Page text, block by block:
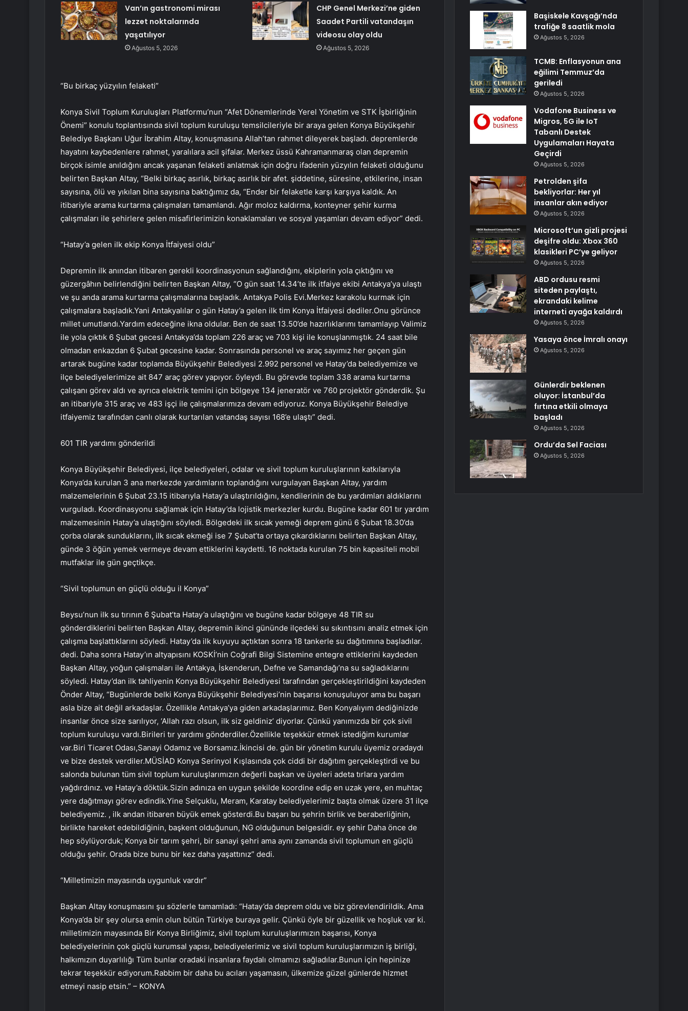
Van’ın gastronomi mirası
lezzet noktalarında
yaşatılıyor
Ağustos 5, 2026
CHP Genel Merkezi’ne giden
Saadet Partili vatandaşın
videosu olay oldu
Ağustos 5, 2026
“Bu birkaç yüzyılın felaketi”
Konya Sivil Toplum Kuruluşları Platformu’nun “Afet Dönemlerinde Yerel Yönetim ve STK İşbirliğinin
Önemi” konulu toplantısında sivil toplum kuruluşu temsilcileriyle bir araya gelen Konya Büyükşehir
Belediye Başkanı Uğur İbrahim Altay, konuşmasına Allah’tan rahmet dileyerek başladı. depremlerde
hayatını kaybedenlere rahmet, yaralılara acil şifalar. Merkez üssü Kahramanmaraş olan depremin
birçok isimle anıldığını ancak yaşanan felaketi anlatmak için doğru ifadenin yüzyılın felaketi olduğunu
belirten Başkan Altay, “Belki birkaç asırlık, birkaç asırlık bir afet. şiddetine, süresine, etkilerine, insan
sayısına, ölü ve yıkılan bina sayısına baktığımız da, “Ender bir felaketle karşı karşıya kaldık. An
itibariyle arama kurtarma çalışmaları tamamlandı. Ağır moloz kaldırma, konteyner şehir kurma
çalışmaları ile şehirlere gelen misafirlerimizin konaklamaları ve sosyal yaşamları devam ediyor” dedi.
“Hatay’a gelen ilk ekip Konya İtfaiyesi oldu”
Depremin ilk anından itibaren gerekli koordinasyonun sağlandığını, ekiplerin yola çıktığını ve
güzergâhın belirlendiğini belirten Başkan Altay, “O gün saat 14.34’te ilk itfaiye ekibi Antakya’ya ulaştı
ve şu anda arama kurtarma çalışmalarına başladık. Antakya Polis Evi.Merkez karakolu kurmak için
çalışmalara başladık.Yani Antakyalılar o gün Hatay’a gelen ilk tim Konya İtfaiyesi dediler.Onu görünce
millet umutlandı.Yardım edeceğine ikna oldular. Ben de saat 13.50’de hazırlıklarımı tamamlayıp Valimiz
ile yola çıktık 6 Şubat gecesi Antakya’da toplam 226 araç ve 703 kişi ile konuşlanmıştık. 24 saat bile
olmadan enkazdan 6 Şubat gecesine kadar. Sonrasında personel ve araç sayımız her geçen gün
artarak bugüne kadar toplamda Büyükşehir Belediyesi 2.992 personel ve Hatay’da belediyemize ve
ilçe belediyelerimize ait 847 araç görev yapıyor. öyleydi. Bu görevde toplam 338 arama kurtarma
çalışanı görev aldı ve ayrıca elektrik temini için bölgeye 134 jeneratör ve 760 projektör gönderdik. Şu
an itibariyle 315 araç ve 483 işçi ile çalışmalarımıza devam ediyoruz. Konya Büyükşehir Belediye
itfaiyemiz tarafından canlı olarak kurtarılan vatandaş sayısı 168’e ulaştı” dedi.
601 TIR yardımı gönderildi
Konya Büyükşehir Belediyesi, ilçe belediyeleri, odalar ve sivil toplum kuruluşlarının katkılarıyla
Konya’da kurulan 3 ana merkezde yardımların toplandığını vurgulayan Başkan Altay, yardım
malzemelerinin 6 Şubat 23.15 itibarıyla Hatay’a ulaştırıldığını, kendilerinin de bu yardımları aldıklarını
vurguladı. Koordinasyonu sağlamak için Hatay’da lojistik merkezler kurdu. Bugüne kadar 601 tır yardım
malzemesinin Hatay’a ulaştığını söyledi. Bölgedeki ilk sıcak yemeği deprem günü 6 Şubat 18.30’da
çorba olarak sunduklarını, ilk sıcak ekmeği ise 7 Şubat’ta ortaya çıkardıklarını belirten Başkan Altay,
günde 3 öğün yemek vermeye devam ettiklerini kaydetti. 16 noktada kurulan 75 bin kapasiteli mobil
mutfaklar ile gün geçtikçe.
“Sivil toplumun en güçlü olduğu il Konya”
Beysu’nun ilk su tırının 6 Şubat’ta Hatay’a ulaştığını ve bugüne kadar bölgeye 48 TIR su
gönderdiklerini belirten Başkan Altay, depremin ikinci gününde ilçedeki su sıkıntısını analiz etmek için
çalışma başlattıklarını söyledi. Hatay’da ilk kuyuyu açtıktan sonra 18 tankerle su dağıtımına başladılar.
dedi. Daha sonra Hatay’ın altyapısını KOSKİ’nin Coğrafi Bilgi Sistemine entegre ettiklerini kaydeden
Başkan Altay, yoğun çalışmaları ile Antakya, İskenderun, Defne ve Samandağı’na su sağladıklarını
söyledi. Hatay’dan ilk tahliyenin Konya Büyükşehir Belediyesi tarafından gerçekleştirildiğini kaydeden
Önder Altay, “Bugünlerde belki Konya Büyükşehir Belediyesi’nin başarısı konuşuluyor ama bu başarı
asla bize ait değil arkadaşlar. Özellikle Antakya’ya giden arkadaşlarımız. Ben Konyalıyım dediğinizde
insanlar önce size sarılıyor, ‘Allah razı olsun, ilk siz geldiniz’ diyorlar. Çünkü yanımızda bir çok sivil
toplum kuruluşu vardı.Birileri tır yardımı gönderdiler.Özellikle teşekkür etmek istediğim kurumlar
var.Biri Ticaret Odası,Sanayi Odamız ve Borsamız.İkincisi de. gün bir yönetim kurulu üyemiz oradaydı
ve bize destek verdiler.MÜSİAD Konya Serinyol Kışlasında çok ciddi bir dağıtım gerçekleştirdi ve bu
salonda bulunan tüm sivil toplum kuruluşlarımızın değerli başkan ve üyeleri adeta tırlara yardım
yağdırdınız. ve Hatay’a döktük.Sizin adınıza en uygun şekilde koordine edip en uzak yere, en muhtaç
yere dağıtmayı görev edindik.Yine Selçuklu, Meram, Karatay belediyelerimiz başta olmak üzere 31 ilçe
belediyemiz. , ilk andan itibaren büyük emek gösterdi.Bu başarı bu şehrin birlik ve beraberliğinin,
birlikte hareket edebildiğinin, başkent olduğunun, NG olduğunun belgesidir. ey şehir Daha önce de
hep söylüyorduk; Konya bir tarım şehri, bir sanayi şehri ama aynı zamanda sivil toplumun en güçlü
olduğu şehir. Orada bize bunu bir kez daha yaşattınız” dedi.
“Milletimizin mayasında uygunluk vardır”
Başkan Altay konuşmasını şu sözlerle tamamladı: “Hatay’da deprem oldu ve biz görevlendirildik. Ama
Konya’da bir şey olursa emin olun bütün Türkiye buraya gelir. Çünkü öyle bir güzellik ve hoşluk var ki.
milletimizin mayasında Bir Konya Birliğimiz, sivil toplum kuruluşlarımızın başarısı, Konya
belediyelerinin çok güçlü kurumsal yapısı, belediyelerimiz ve sivil toplum kuruluşlarımızın iş birliği,
halkımızın duyarlılığı Tüm bunlar oradaki insanlara faydalı olmamızı sağladılar.Bunun için hepinize
tekrar teşekkür ediyorum.Rabbim bir daha bu acıları yaşamasın, ülkemize güzel günlerde hizmet
etmeyi nasip etsin.” – KONYA
Başiskele Kavşağı’nda
trafiğe 8 saatlik mola
Ağustos 5, 2026
TCMB: Enflasyonun ana
eğilimi Temmuz’da
geriledi
Ağustos 5, 2026
Vodafone Business ve
Migros, 5G ile IoT
Tabanlı Destek
Uygulamaları Hayata
Geçirdi
Ağustos 5, 2026
Petrolden şifa
bekliyorlar: Her yıl
insanlar akın ediyor
Ağustos 5, 2026
Microsoft’un gizli projesi
deşifre oldu: Xbox 360
klasikleri PC’ye geliyor
Ağustos 5, 2026
ABD ordusu resmi
siteden paylaştı,
ekrandaki kelime
interneti ayağa kaldırdı
Ağustos 5, 2026
Yasaya önce İmralı onayı
Ağustos 5, 2026
Günlerdir beklenen
oluyor: İstanbul’da
fırtına etkili olmaya
başladı
Ağustos 5, 2026
Ordu’da Sel Faciası
Ağustos 5, 2026